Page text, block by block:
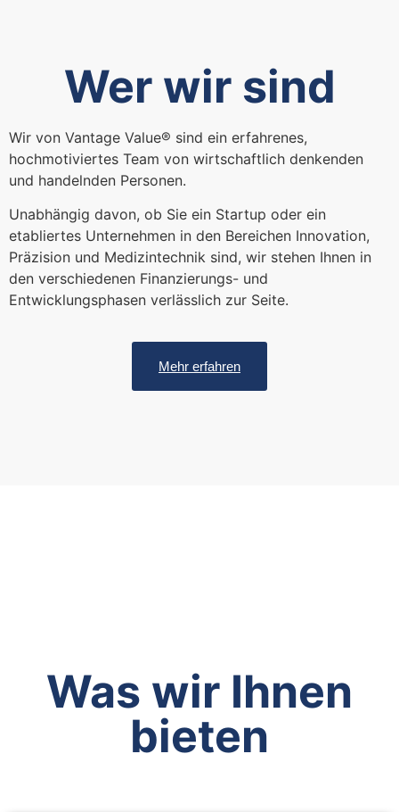
Wer wir sind
Wir von Vantage Value® sind ein erfahrenes,
hochmotiviertes Team von wirtschaftlich denkenden
und handelnden Personen.
Unabhängig davon, ob Sie ein Startup oder ein
etabliertes Unternehmen in den Bereichen Innovation,
Präzision und Medizintechnik sind, wir stehen Ihnen in
den verschiedenen Finanzierungs- und
Entwicklungsphasen verlässlich zur Seite.
Mehr erfahren
Was wir Ihnen
bieten